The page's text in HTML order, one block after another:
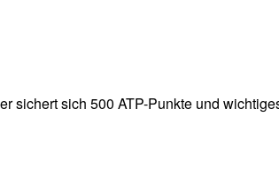
sichert sich 500 ATP-Punkte und